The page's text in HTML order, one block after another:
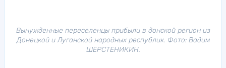
Вынужденные переселенцы прибыли в донской регион из
Донецкой и Луганской народных республик. Фото: Вадим
ШЕРСТЕНИКИН.